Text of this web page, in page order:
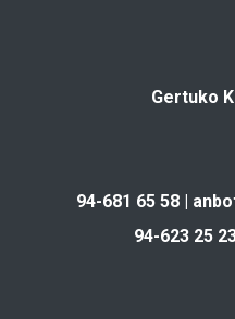
Gertuko
94-681 65 58 |
94-623 25 23